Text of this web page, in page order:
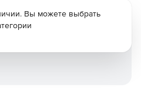
Вы можете выбрать